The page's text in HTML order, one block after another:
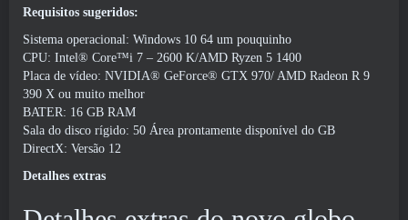
Requisitos sugeridos:
Sistema operacional: Windows 10 64 um pouquinho
CPU: Intel® Core™i 7 – 2600 K/AMD Ryzen 5 1400
Placa de vídeo: NVIDIA® GeForce® GTX 970/ AMD Radeon R 9
390 X ou muito melhor
BATER: 16 GB RAM
Sala do disco rígido: 50 Área prontamente disponível do GB
DirectX: Versão 12
Detalhes extras